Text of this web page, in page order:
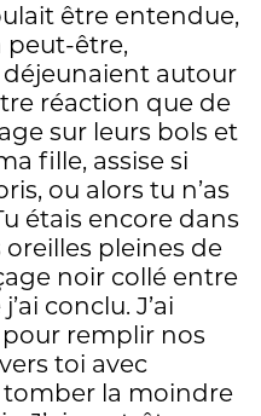
être entendue,
peut-être,
autour
réaction que de
sur leurs bols et
fille, assise si
ou alors tu n’as
étais encore dans
pleines de
noir collé entre
conclu. J’ai
remplir nos
toi avec
tomber la moindre